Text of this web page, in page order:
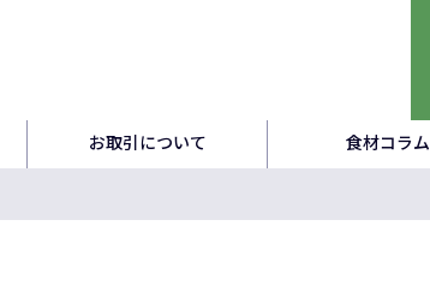
お取引について 食材コラム